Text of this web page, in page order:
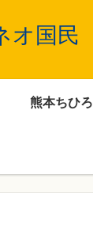
オ国民
熊本ちひろ